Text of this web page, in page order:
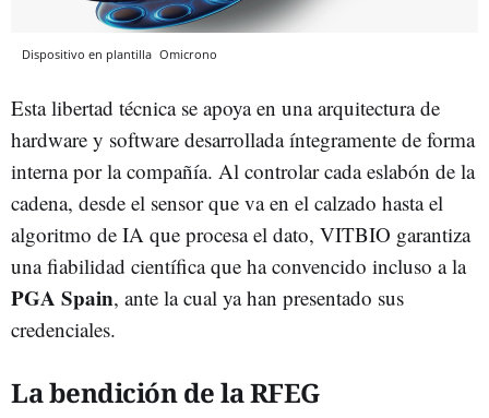
Dispositivo en plantilla Omicrono
Esta libertad técnica se apoya en una arquitectura de
hardware y software desarrollada íntegramente de forma
interna por la compañía. Al controlar cada eslabón de la
cadena, desde el sensor que va en el calzado hasta el
algoritmo de IA que procesa el dato, VITBIO garantiza
una fiabilidad científica que ha convencido incluso a la
PGA Spain, ante la cual ya han presentado sus
credenciales.
La bendición de la RFEG